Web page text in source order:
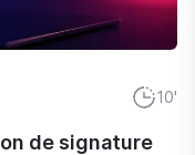
10'
de signature